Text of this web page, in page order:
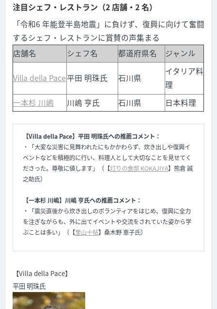
注目シェフ・レストラン（2 店舗・2 名）
「令和6 年能登半島地震」に負けず、復興に向けて奮闘
するシェフ・レストランに賞賛の声集まる
店舗名
シェフ名 都道府県名 ジャンル
Villa della Pace平田 明珠氏 石川県
イタリア料
理
一本杉 川嶋
川嶋 亨氏 石川県 日本料理
【Villa della Pace】平田 明珠氏への推薦コメント：
・「大変な災害に見舞われたにもかかわらず、炊き出しや復興イ
ベントなどを積極的に行い、料理人として大切なことを見せてく
ださった。尊敬に値します」（【灯りの食邸 KOKAJIYA】 熊倉 誠
之助氏）
【一本杉 川嶋】川嶋 亨氏への推薦コメント：
・「震災直後から炊き出しのボランティアをはじめ、復興に全力
を注ぎながらも、外に出てイベントや交流をされていた姿から学
ぶことは多い」（【里山十帖】 桑木野 恵子氏）
【Villa della Pace】
平田 明珠氏